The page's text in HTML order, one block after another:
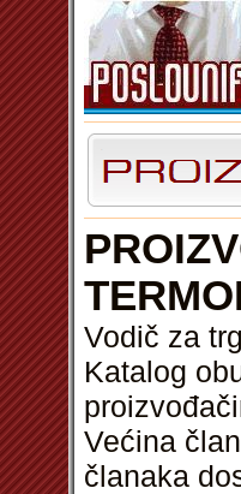
Vodič za
Katalog
Većina
članaka